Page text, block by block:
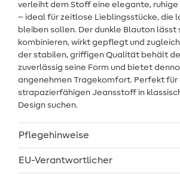
verleiht dem Stoff eine elegante, ruhige
– ideal für zeitlose Lieblingsstücke, die
bleiben sollen. Der dunkle Blauton lässt
kombinieren, wirkt gepflegt und
der stabilen, griffigen Qualität behält
zuverlässig seine Form und bietet
angenehmen Tragekomfort. Perfekt für
strapazierfähigen Jeansstoff in
Design suchen.
Pflegehinweise
EU-Verantwortlicher